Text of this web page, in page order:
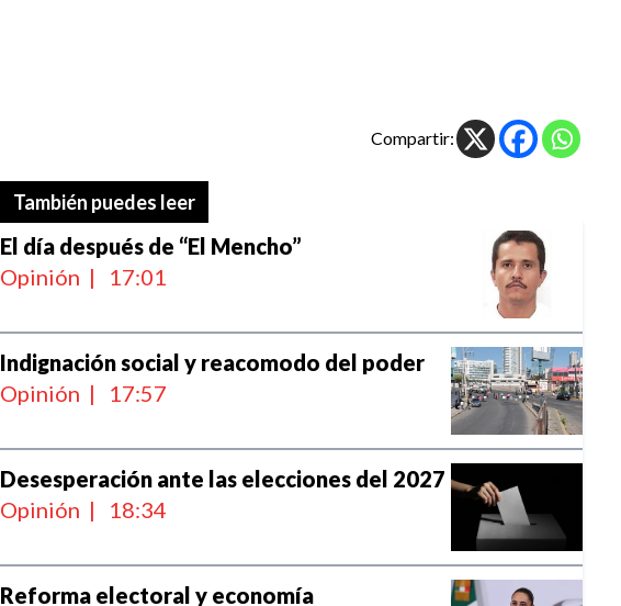
Compartir:
También puedes leer
El día después de “El Mencho”
Opinión | 17:01
Indignación social y reacomodo del poder
Opinión | 17:57
Desesperación ante las elecciones del 2027
Opinión | 18:34
Reforma electoral y economía